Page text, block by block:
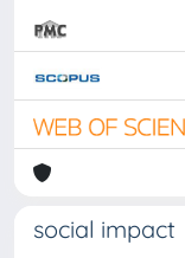
social impact